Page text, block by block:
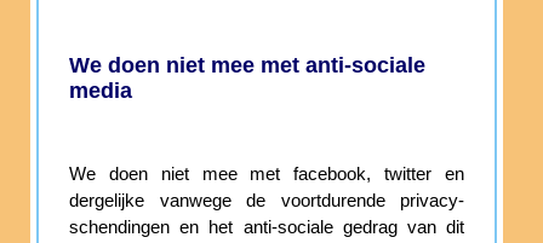
We doen niet mee met anti-sociale
media
We doen niet mee met facebook, twitter en
dergelijke vanwege de voortdurende privacy-
schendingen en het anti-sociale gedrag van dit